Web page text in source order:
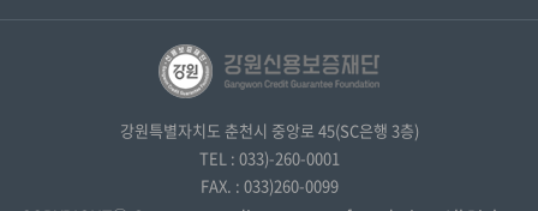
강원특별자치도 춘천시 중앙로 45(SC은행 3층)
TEL : 033)-260-0001
FAX. : 033)260-0099